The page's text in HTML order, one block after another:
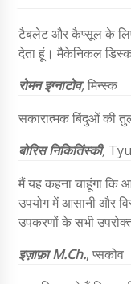
टैबलेट और कैप्सूल के
देता हूं। मैकेनिकल डिस्क
रोमन इग्नाटोव,मिन्स्क
सकारात्मक बिंदुओं की
बोरिस निकितिंस्की,
मैं यह कहना चाहूंगा कि
उपयोग में आसानी और
उपकरणों के सभी
इज़ाफ़ाM.Ch., प्सकोव